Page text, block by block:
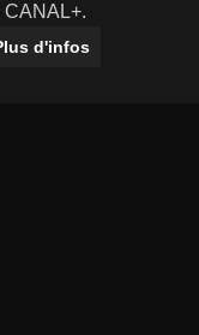
CANAL+.
d'infos